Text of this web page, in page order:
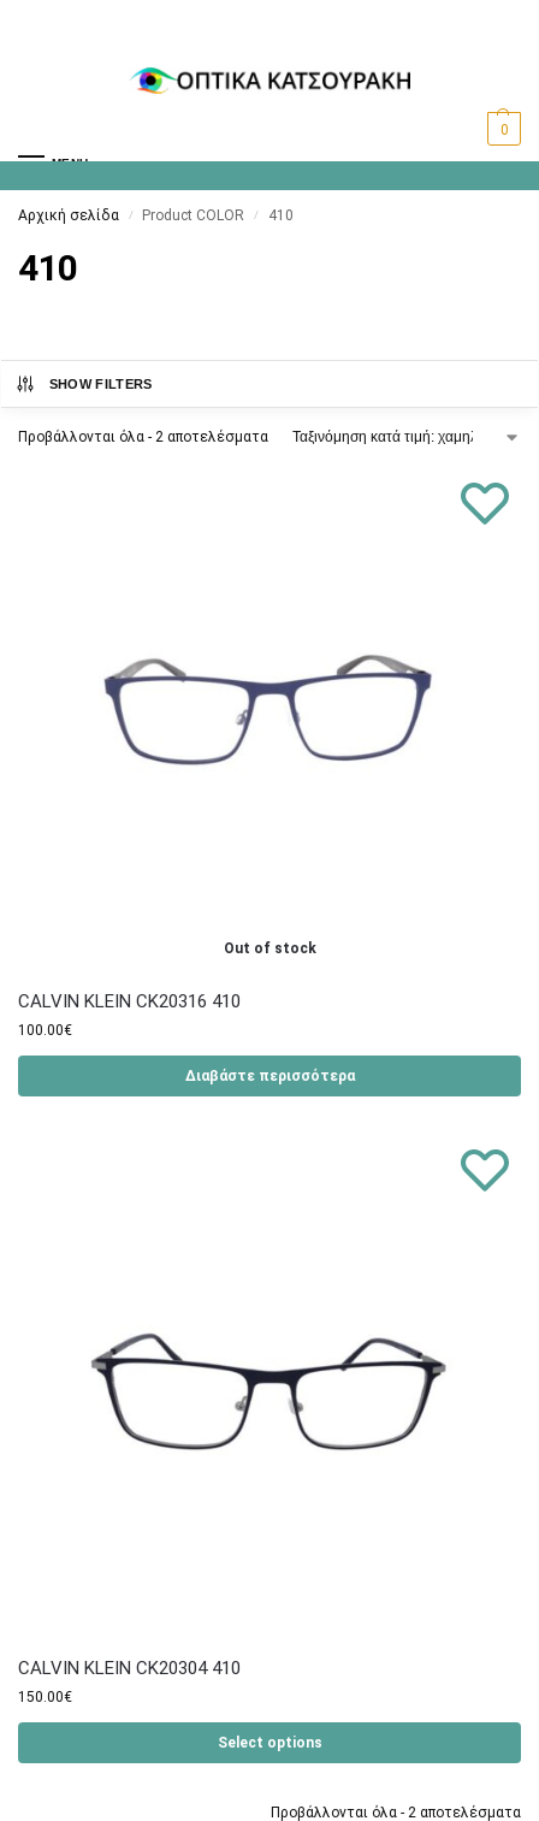
MENU
0
Αρχική σελίδα / Product COLOR / 410
410
SHOW FILTERS
Προβάλλονται όλα - 2 αποτελέσματα
Out of stock
CALVIN KLEIN CK20316 410
100.00€
Διαβάστε περισσότερα
CALVIN KLEIN CK20304 410
150.00€
Select options
Προβάλλονται όλα - 2 αποτελέσματα